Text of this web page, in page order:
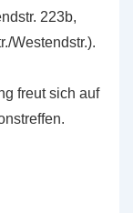
223b,
Westendstr.).
freut sich auf